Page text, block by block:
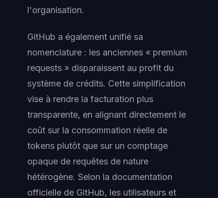
l'organisation.
GitHub a également unifié sa
nomenclature : les anciennes « premium
requests » disparaissent au profit du
système de crédits. Cette simplification
vise à rendre la facturation plus
transparente, en alignant directement le
coût sur la consommation réelle de
tokens plutôt que sur un comptage
opaque de requêtes de nature
hétérogène. Selon la documentation
officielle de GitHub, les utilisateurs et